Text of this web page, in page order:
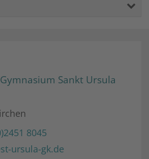
Sankt Ursula
8045
ursula-gk.de